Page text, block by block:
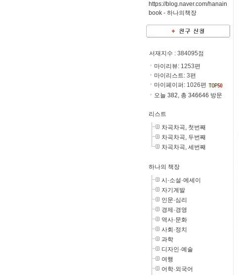
https://blog.naver.com/hanain
book - 하나의책장
서재지수 : 384095점
마이리뷰: 1253편
마이리스트: 3편
마이페이퍼: 1026편
오늘 382, 총 346646 방문
리스트
차곡차곡, 첫번째
차곡차곡, 두번째
차곡차곡, 세번째
하나의 책장
시·소설·에세이
자기계발
인문·심리
경제·경영
역사·문화
사회·정치
과학
디자인·예술
여행
어학·외국어